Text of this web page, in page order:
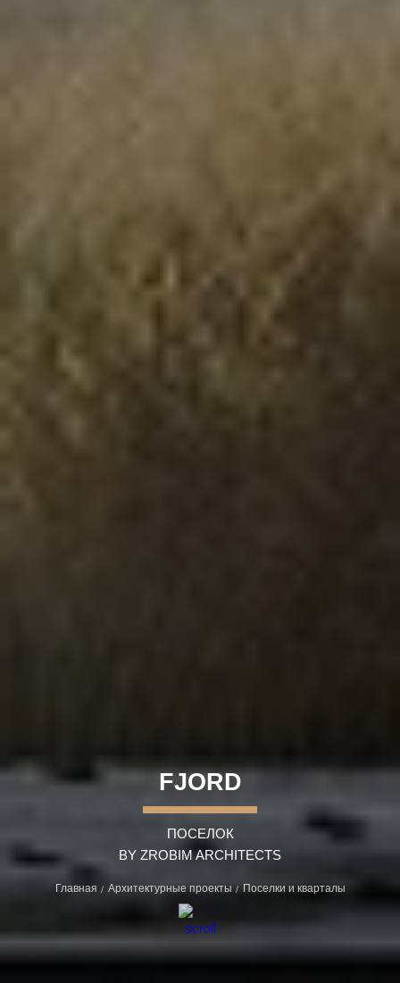
FJORD
ПОСЕЛОК
BY ZROBIM ARCHITECTS
Главная Архитектурные проекты Поселки и кварталы